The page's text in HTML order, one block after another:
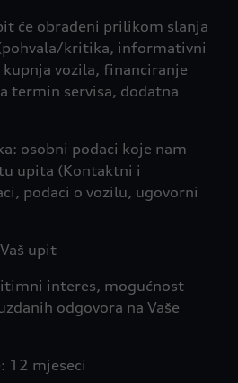
će obrađeni prilikom slanja
kritika, informativni
vozila, financiranje
termin servisa, dodatna
osobni podaci koje nam
upita (Kontaktni i
podaci o vozilu, ugovorni
upit
interes, mogućnost
odgovora na Vaše
12 mjeseci